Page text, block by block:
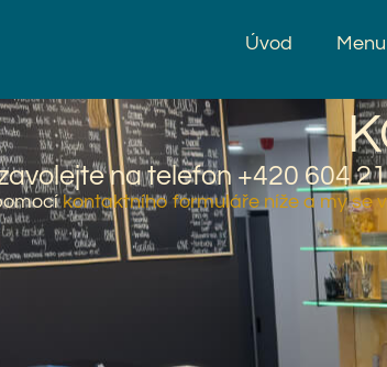
Úvod Menu
na telefon +420 604
kontaktního formuláře níže a my se